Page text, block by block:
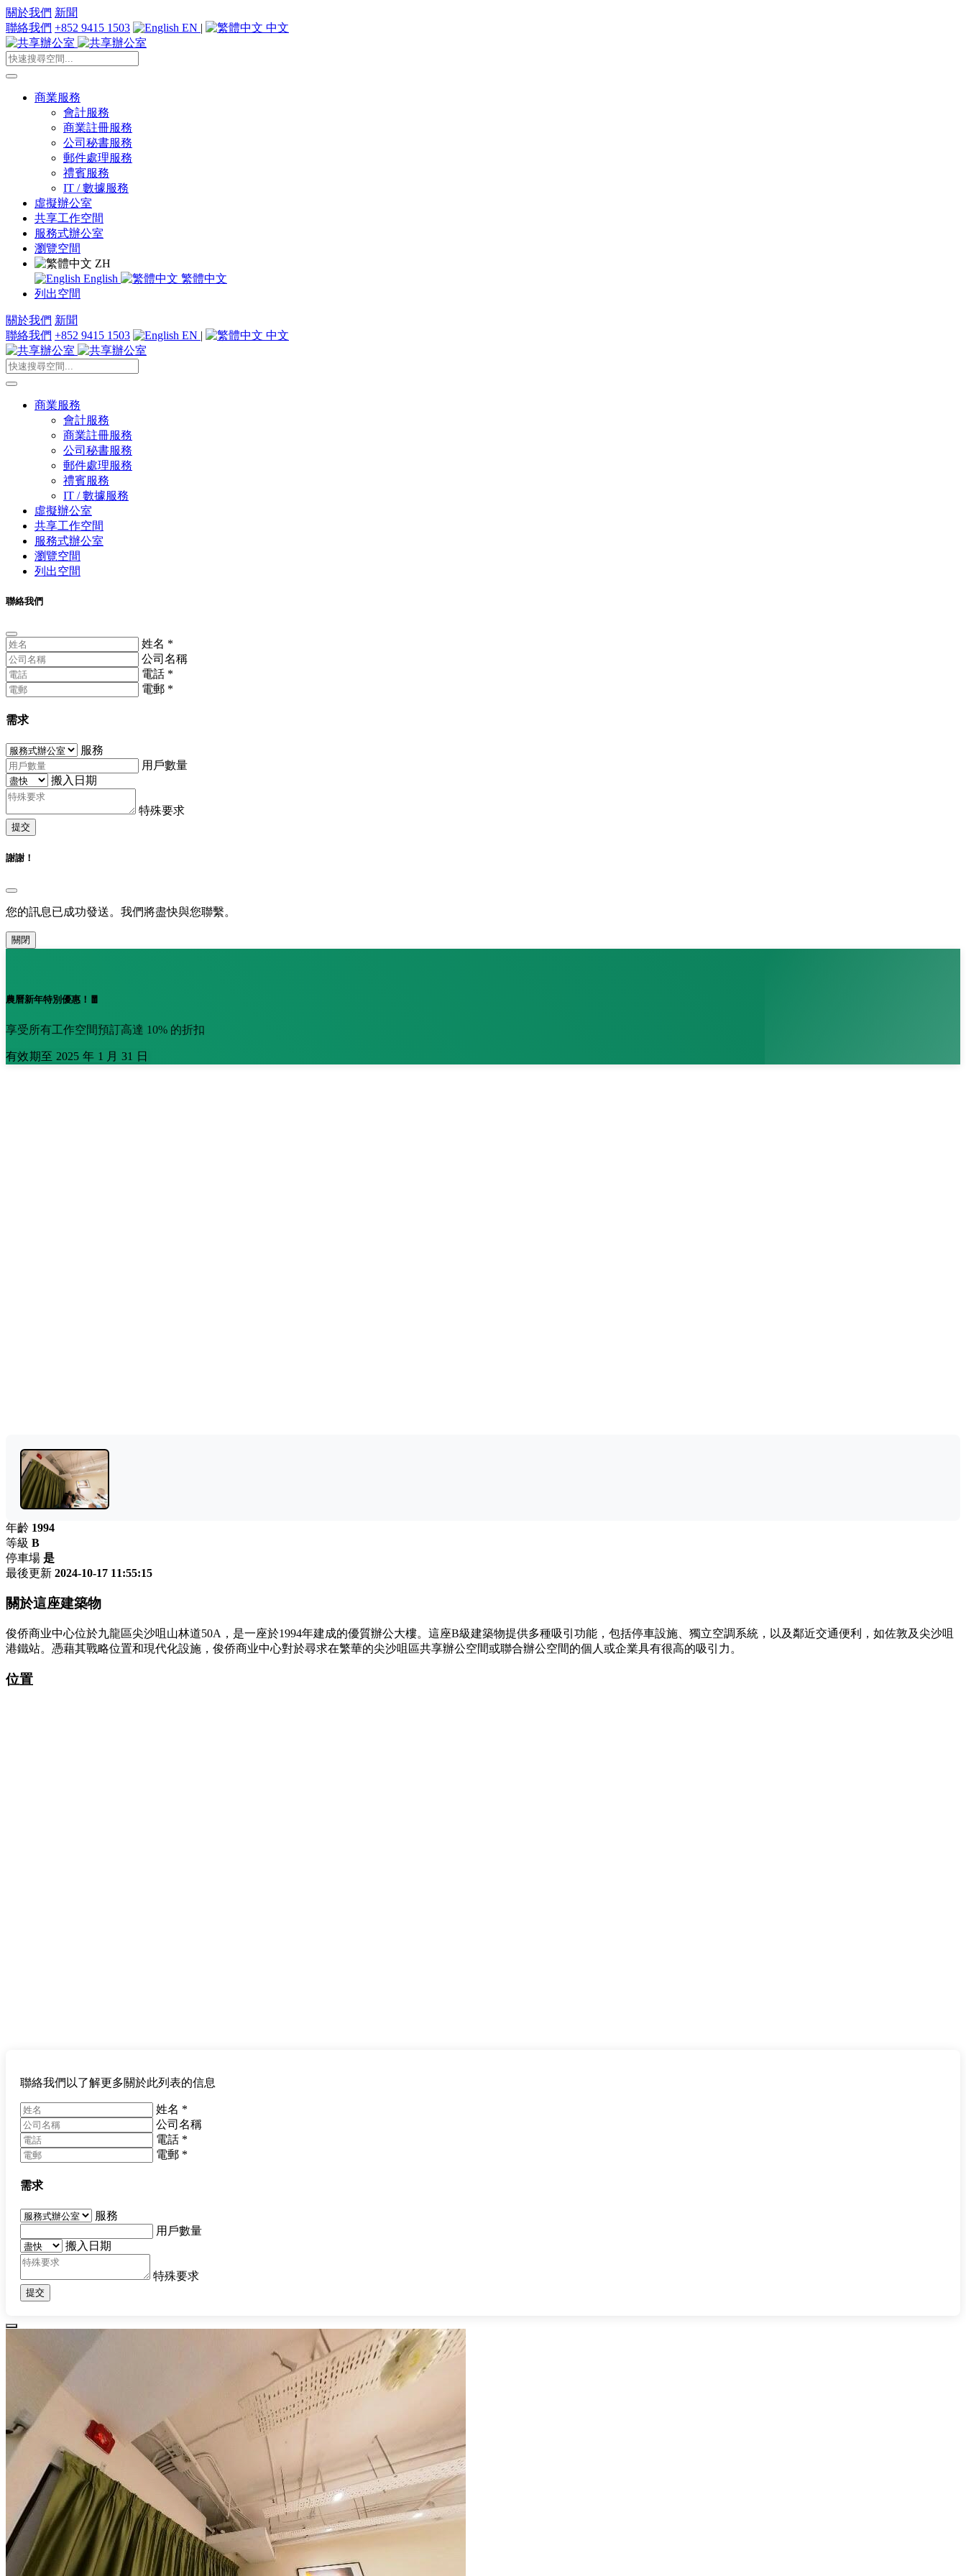
關於我們 新聞
聯絡我們 +852 9415 1503 EN | 中文
商業服務
會計服務
商業註冊服務
公司秘書服務
郵件處理服務
禮賓服務
IT / 數據服務
虛擬辦公室
共享工作空間
服務式辦公室
瀏覽空間
ZH
English
繁體中文
列出空間
關於我們 新聞
聯絡我們 +852 9415 1503 EN | 中文
商業服務
會計服務
商業註冊服務
公司秘書服務
郵件處理服務
禮賓服務
IT / 數據服務
虛擬辦公室
共享工作空間
服務式辦公室
瀏覽空間
列出空間
聯絡我們
姓名 *
公司名稱
電話 *
電郵 *
需求
服務
用戶數量
搬入日期
特殊要求
提交
謝謝！
您的訊息已成功發送。我們將盡快與您聯繫。
關閉
農曆新年特別優惠！🧧
享受所有工作空間預訂高達 10% 的折扣
有效期至 2025 年 1 月 31 日
年齡 1994
等級 B
停車場 是
最後更新 2024-10-17 11:55:15
關於這座建築物
俊侨商业中心位於九龍區尖沙咀山林道50A，是一座於1994年建成的優質辦公大樓。這座B級建築物提供多種吸引功能，包括停車設施、獨立空調系統，以及鄰近交通便利，如佐敦及尖沙咀
港鐵站。憑藉其戰略位置和現代化設施，俊侨商业中心對於尋求在繁華的尖沙咀區共享辦公空間或聯合辦公空間的個人或企業具有很高的吸引力。
位置
聯絡我們以了解更多關於此列表的信息
姓名 *
公司名稱
電話 *
電郵 *
需求
服務
用戶數量
搬入日期
特殊要求
提交